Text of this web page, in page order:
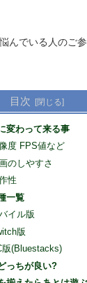
んでいる人のご
目次
変わって来る事
度 FPS値など
のしやすさ
性
一覧
イル版
版
版(Bluestacks)
っちが良い?